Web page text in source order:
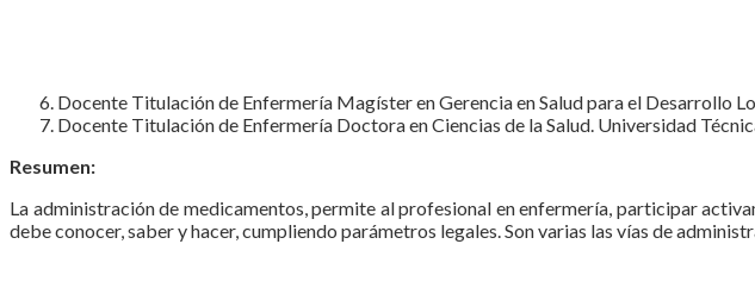
Docente Titulación de Enfermería Magíster en Gerencia en Salud para el Desarrollo
Docente Titulación de Enfermería Doctora en Ciencias de la Salud. Universidad
Resumen:
La administración de medicamentos, permite al profesional en enfermería, participar
debe conocer, saber y hacer, cumpliendo parámetros legales. Son varias las vías de